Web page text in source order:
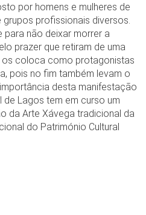
por homens e mulheres de
profissionais diversos.
para não deixar morrer a
prazer que retiram de uma
coloca como protagonistas
pois no fim também levam o
desta manifestação
de Lagos tem em curso um
da Arte Xávega tradicional da
do Património Cultural